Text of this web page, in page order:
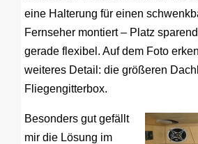
eine Halterung für einen
Fernseher montiert – Platz
gerade flexibel. Auf dem Foto
weiteres Detail: die größeren
Fliegengitterbox.
Besonders gut gefällt
mir die Lösung im